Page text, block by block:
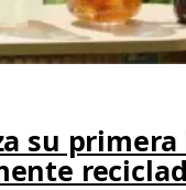
su